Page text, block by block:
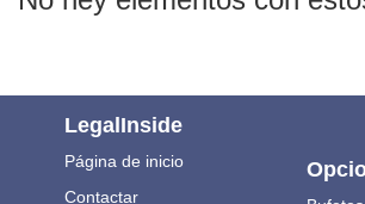
LegalInside
Página de inicio
Contactar